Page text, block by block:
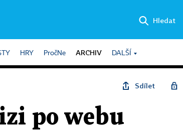
Hledat
HRY PročNe ARCHIV DALŠÍ
Sdílet
po webu